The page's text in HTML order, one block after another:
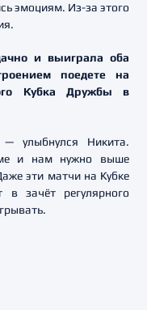
эмоциям. Из-за этого
и выиграла оба
поедете на
Кубка Дружбы в
улыбнулся Никита.
и нам нужно выше
эти матчи на Кубке
зачёт регулярного